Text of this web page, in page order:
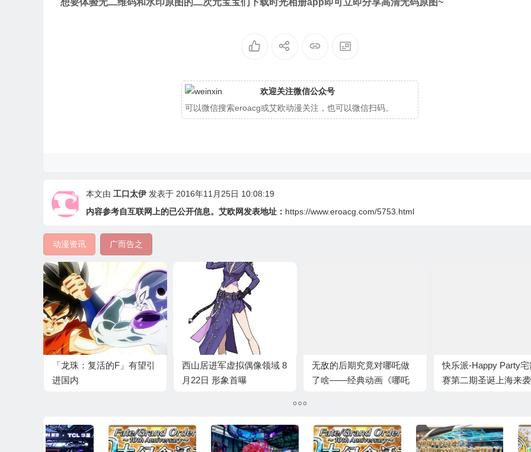
想要体验无二维码和水印原图的二次元宝宝们下载时光相册app即可立即分享高清无码原图~
欢迎关注微信公众号
可以微信搜索eroacg或艾欧动漫关注，也可以微信扫码。
本文由 工口太伊 发表于 2016年11月25日 10:08:19
内容参考自互联网上的已公开信息。艾欧网发表地址： https://www.eroacg.com/5753.html
动漫资讯 广而告之
「龙珠：复活的F」有望引
进国内
西山居进军虚拟偶像领域 8
月22日 形象首曝
无敌的后期究竟对哪吒做
了啥——经典动画《哪吒
快乐派-Happy Party宅
赛第二期圣诞上海来袭